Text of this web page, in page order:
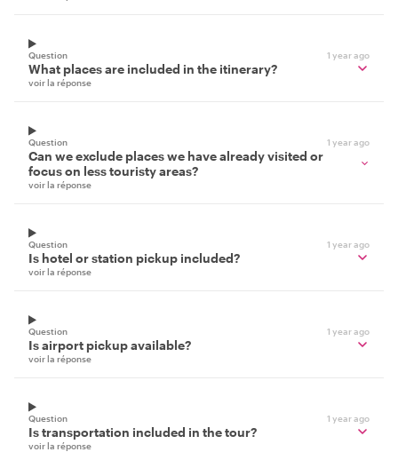
Question 1 year ago
What places are included in the itinerary?
voir la réponse
Question 1 year ago
Can we exclude places we have already visited or
focus on less touristy areas?
voir la réponse
Question 1 year ago
Is hotel or station pickup included?
voir la réponse
Question 1 year ago
Is airport pickup available?
voir la réponse
Question 1 year ago
Is transportation included in the tour?
voir la réponse